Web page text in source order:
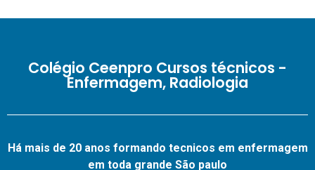
Colégio Ceenpro Cursos técnicos -
Enfermagem, Radiologia
Há mais de 20 anos formando tecnicos em enfermagem
em toda grande São paulo